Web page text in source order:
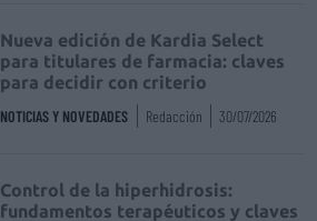
Nueva edición de Kardia Select
para titulares de farmacia: claves
para decidir con criterio
NOTICIAS Y NOVEDADES Redacción 30/07/2026
Control de la hiperhidrosis:
fundamentos terapéuticos y claves